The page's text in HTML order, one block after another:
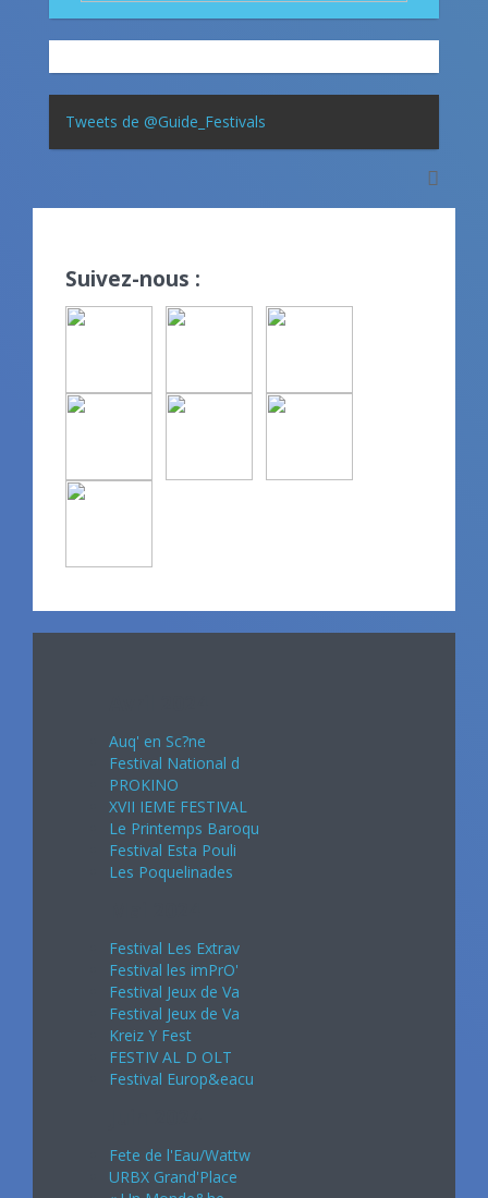
Tweets de @Guide_Festivals
Suivez-nous :
Auq' en Sc?ne
Festival National d
PROKINO
XVII IEME FESTIVAL
Le Printemps Baroqu
Festival Esta Pouli
Les Poquelinades
Festival Les Extrav
Festival les imPrO'
Festival Jeux de Va
Festival Jeux de Va
Kreiz Y Fest
FESTIV AL D OLT
Festival Europ&eacu
Fete de l'Eau/Wattw
URBX Grand'Place